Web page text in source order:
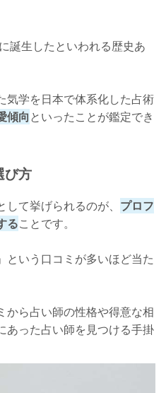
る占い師【原宿占い館塔里木：ア
よう！
誕生したといわれる歴史あ
気学を日本で体系化した占術
傾向といったことが鑑定でき
び方
て挙げられるのが、 プロフ
ることです。
という口コミが多いほど当た
から占い師の性格や得意な相
あった占い師を見つける手掛